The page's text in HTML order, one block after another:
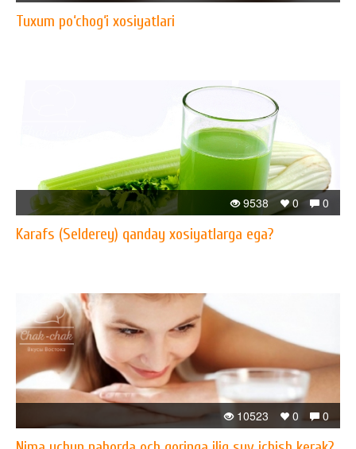
Tuxum po‘chog‘i xosiyatlari
0
0
9538
Karafs (Selderey) qanday xosiyatlarga ega?
0
0
10523